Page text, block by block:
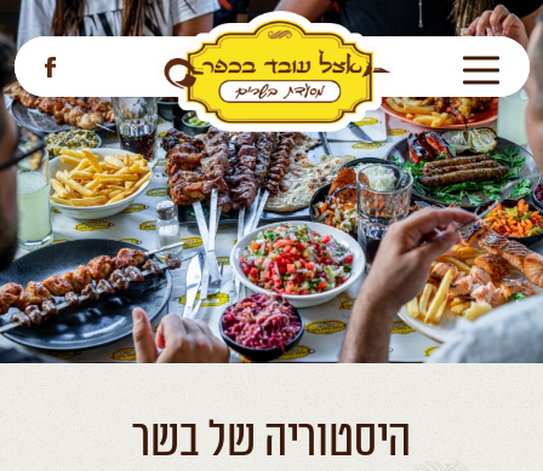
דלג לסרגל הניווט
דלג לתוכן
לעמוד
הפייסבוק
של
עובד
בכפר
היסטוריה של בשר